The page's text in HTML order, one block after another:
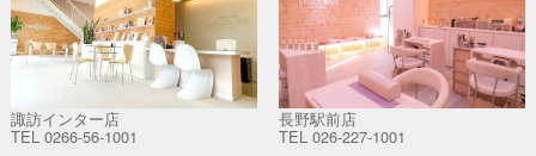
諏訪インター店
TEL 0266-56-1001
長野駅前店
TEL 026-227-1001